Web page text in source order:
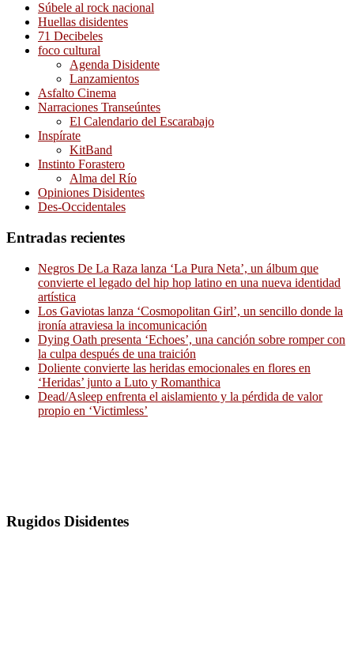
Súbele al rock nacional
Huellas disidentes
71 Decibeles
foco cultural
Agenda Disidente
Lanzamientos
Asfalto Cinema
Narraciones Transeúntes
El Calendario del Escarabajo
Inspírate
KitBand
Instinto Forastero
Alma del Río
Opiniones Disidentes
Des-Occidentales
Entradas recientes
Negros De La Raza lanza ‘La Pura Neta’, un álbum que
convierte el legado del hip hop latino en una nueva identidad
artística
Los Gaviotas lanza ‘Cosmopolitan Girl’, un sencillo donde la
ironía atraviesa la incomunicación
Dying Oath presenta ‘Echoes’, una canción sobre romper con
la culpa después de una traición
Doliente convierte las heridas emocionales en flores en
‘Heridas’ junto a Luto y Romanthica
Dead/Asleep enfrenta el aislamiento y la pérdida de valor
propio en ‘Victimless’
Rugidos Disidentes